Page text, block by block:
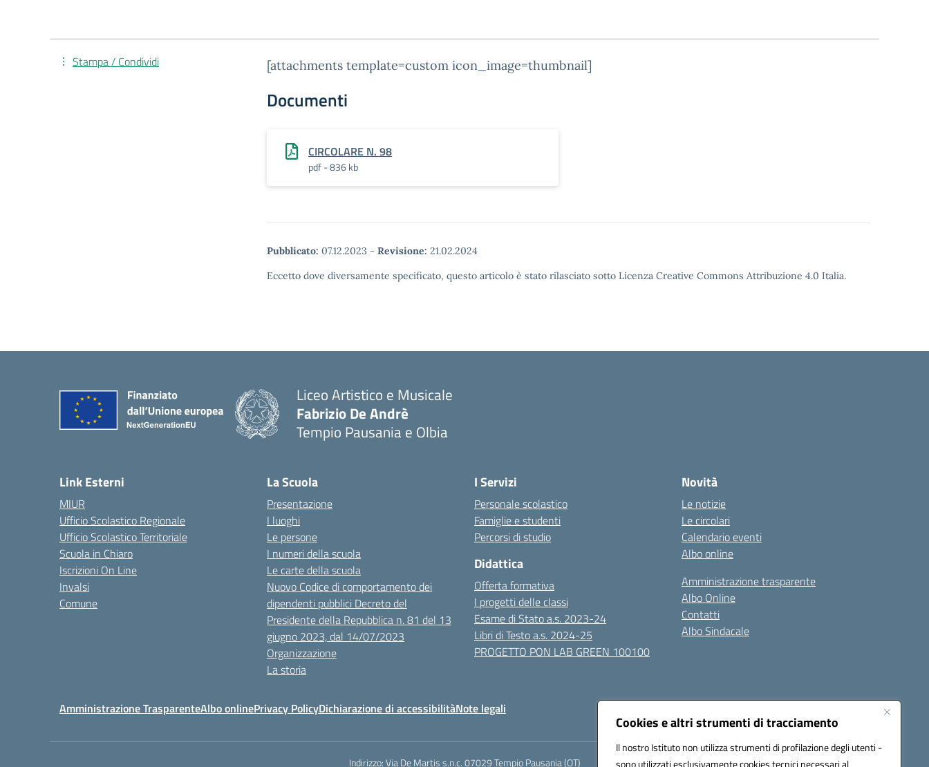
Cookies e altri strumenti di tracciamento
Il nostro Istituto non utilizza strumenti di profilazione degli utenti -
sono utilizzati esclusivamente cookies tecnici necessari al
[attachments template=custom icon_image=thumbnail]
Documenti
CIRCOLARE N. 98
pdf - 836 kb
Pubblicato: 07.12.2023 - Revisione: 21.02.2024
Eccetto dove diversamente specificato, questo articolo è stato rilasciato sotto Licenza Creative Commons Attribuzione 4.0 Italia.
Stampa / Condividi
Liceo Artistico e Musicale
Fabrizio De Andrè
Tempio Pausania e Olbia
Link Esterni
MIUR
Ufficio Scolastico Regionale
Ufficio Scolastico Territoriale
Scuola in Chiaro
Iscrizioni On Line
Invalsi
Comune
La Scuola
Presentazione
I luoghi
Le persone
I numeri della scuola
Le carte della scuola
Nuovo Codice di comportamento dei
dipendenti pubblici Decreto del
Presidente della Repubblica n. 81 del 13
giugno 2023, dal 14/07/2023
Organizzazione
La storia
I Servizi
Personale scolastico
Famiglie e studenti
Percorsi di studio
Didattica
Offerta formativa
I progetti delle classi
Esame di Stato a.s. 2023-24
Libri di Testo a.s. 2024-25
PROGETTO PON LAB GREEN 100100
Novità
Le notizie
Le circolari
Calendario eventi
Albo online
Amministrazione trasparente
Albo Online
Contatti
Albo Sindacale
Amministrazione TrasparenteAlbo onlinePrivacy PolicyDichiarazione di accessibilitàNote legali
Indirizzo:Via De Martis s.n.c. 07029 Tempio Pausania (OT)